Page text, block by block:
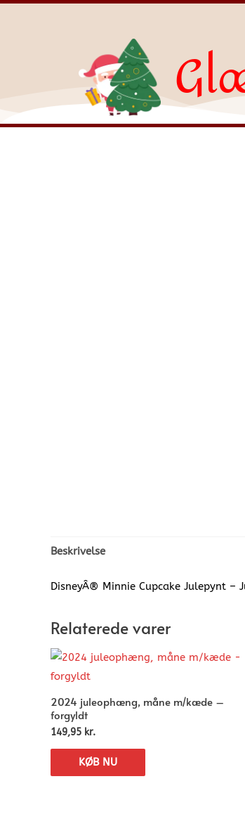
Beskrivelse
DisneyÂ® Minnie Cupcake Julepynt –
Relaterede varer
2024 juleophæng, måne m/kæde –
forgyldt
149,95 kr.
KØB NU